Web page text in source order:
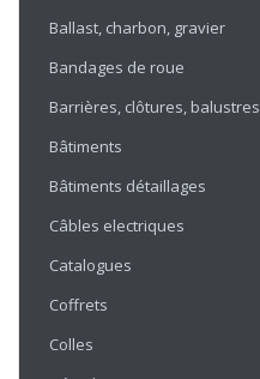
Ballast, charbon, gravier
Bandages de roue
Barrières, clôtures, balustres
Bâtiments
Bâtiments détaillages
Câbles electriques
Catalogues
Coffrets
Colles